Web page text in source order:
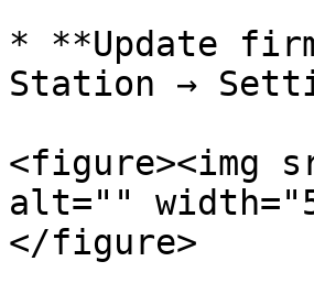
* **Update
Station →
<figure><img
alt=""
</figure>